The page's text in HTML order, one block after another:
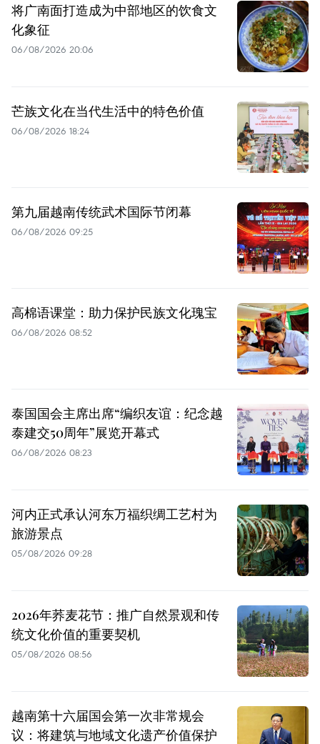
将广南面打造成为中部地区的饮食文
化象征
06/08/2026 20:06
芒族文化在当代生活中的特色价值
06/08/2026 18:24
第九届越南传统武术国际节闭幕
06/08/2026 09:25
高棉语课堂：助力保护民族文化瑰宝
06/08/2026 08:52
泰国国会主席出席“编织友谊：纪念越
泰建交50周年”展览开幕式
06/08/2026 08:23
河内正式承认河东万福织绸工艺村为
旅游景点
05/08/2026 09:28
2026年荞麦花节：推广自然景观和传
统文化价值的重要契机
05/08/2026 08:56
越南第十六届国会第一次非常规会
议：将建筑与地域文化遗产价值保护